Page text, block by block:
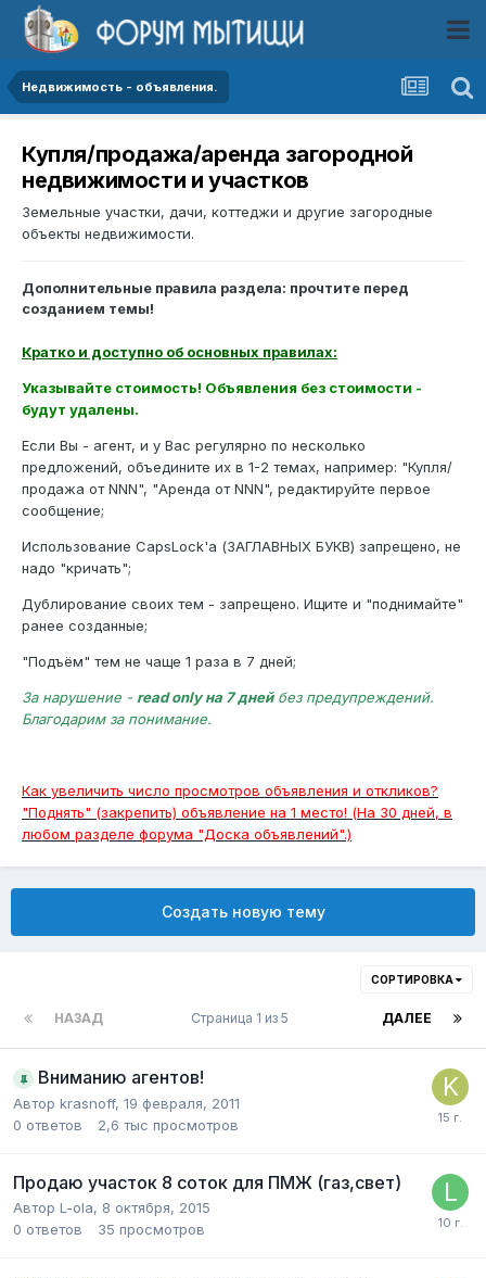
Недвижимость - объявления.
Купля/продажа/аренда загородной
недвижимости и участков
Земельные участки, дачи, коттеджи и другие загородные
объекты недвижимости.
Дополнительные правила раздела: прочтите перед
созданием темы!
Кратко и доступно об основных правилах:
Указывайте стоимость! Объявления без стоимости -
будут удалены.
Если Вы - агент, и у Вас регулярно по несколько
предложений, объедините их в 1-2 темах, например: "Купля/
продажа от NNN", "Аренда от NNN", редактируйте первое
сообщение;
Использование CapsLock'а (ЗАГЛАВНЫХ БУКВ) запрещено, не
надо "кричать";
Дублирование своих тем - запрещено. Ищите и "поднимайте"
ранее созданные;
"Подъём" тем не чаще 1 раза в 7 дней;
За нарушение - read only на 7 днейбез предупреждений.
Благодарим за понимание.
Как увеличить число просмотров объявления и откликов?
"Поднять" (закрепить) объявление на 1 место! (На 30 дней, в
любом разделе форума "Доска объявлений".)
Создать новую тему
СОРТИРОВКА
НАЗАД ДАЛЕЕ
Страница 1 из 5
Вниманию агентов!
Автор krasnoff, 19 февраля, 2011
0 ответов 2,6 тыс просмотров
Продаю участок 8 соток для ПМЖ (газ,свет)
Автор L-ola, 8 октября, 2015
0 ответов 35 просмотров